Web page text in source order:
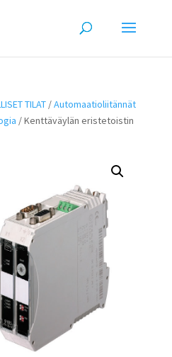
TILAT/Automaatioliitännät
/ Kenttäväylän eristetoistin